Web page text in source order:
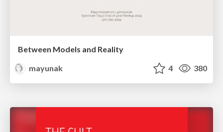
Between Models and Reality
mayunak
4 380